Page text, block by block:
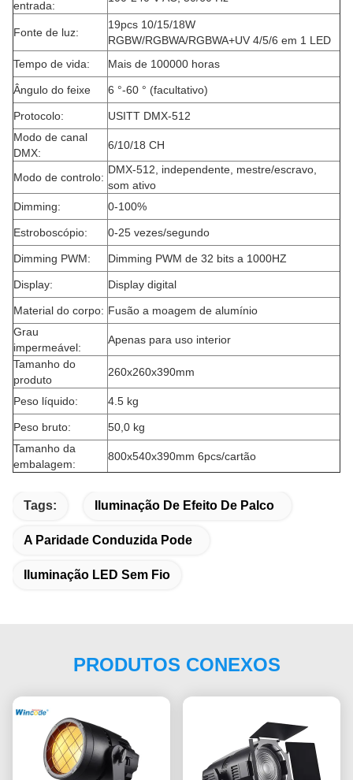
entrada:
Fonte de luz:
19pcs 10/15/18W
RGBW/RGBWA/RGBWA+UV 4/5/6 em 1 LED
Tempo de vida:
Mais de 100000 horas
Ângulo do feixe 6 °-60 ° (facultativo)
Protocolo:
USITT DMX-512
Modo de canal
DMX:
6/10/18 CH
Modo de controlo:
DMX-512, independente, mestre/escravo,
som ativo
Dimming:
0-100%
Estroboscópio: 0-25 vezes/segundo
Dimming PWM: Dimming PWM de 32 bits a 1000HZ
Display: Display digital
Material do corpo: Fusão a moagem de alumínio
Grau
impermeável:
Apenas para uso interior
Tamanho do
produto
260x260x390mm
Peso líquido: 4.5 kg
Peso bruto:
50,0 kg
Tamanho da
embalagem:
800x540x390mm 6pcs/cartão
Tags: Iluminação De Efeito De Palco
A Paridade Conduzida Pode
Iluminação LED Sem Fio
PRODUTOS CONEXOS